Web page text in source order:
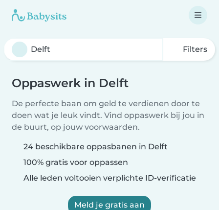
Filters
Oppaswerk in Delft
De perfecte baan om geld te verdienen door te
doen wat je leuk vindt. Vind oppaswerk bij jou in
de buurt, op jouw voorwaarden.
24 beschikbare oppasbanen in Delft
100% gratis voor oppassen
Alle leden voltooien verplichte ID-verificatie
Meld je gratis aan